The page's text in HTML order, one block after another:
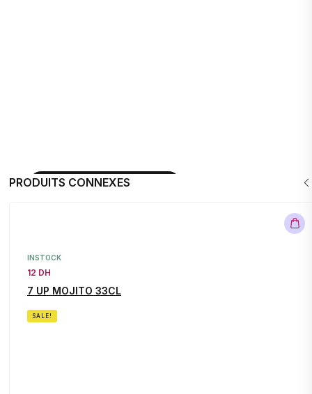
Commandez maintenant!!
PRODUITS CONNEXES
INSTOCK
12 DH
7 UP MOJITO 33CL
SALE!